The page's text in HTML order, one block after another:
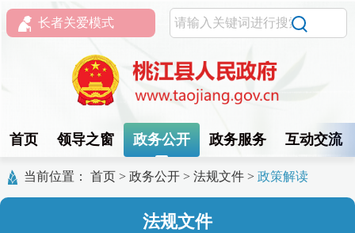
长者关爱模式
首页 领导之窗 政务公开 政务服务 互动交流
当前位置： 首页 > 政务公开 > 法规文件 > 政策解读
法规文件